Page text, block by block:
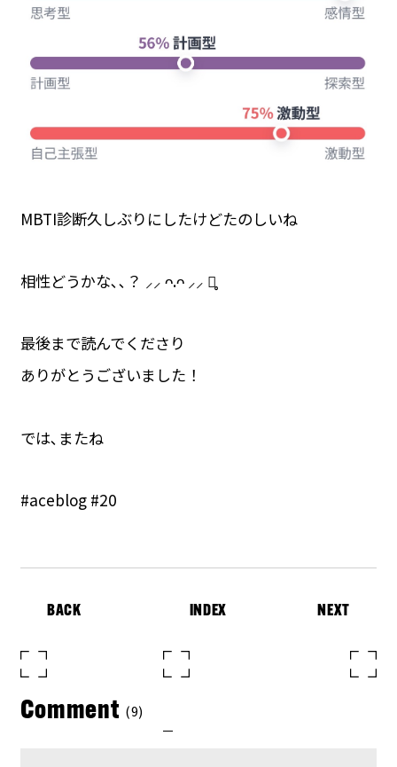
MBTI診断久しぶりにしたけどたのしいね
相性どうかな､､？ ⸝⸝ ᴖ.ᴖ ⸝⸝ ♡̥
最後まで読んでくださり
ありがとうございました！
では､またね
#aceblog #20
BACK INDEX NEXT
Comment (9)